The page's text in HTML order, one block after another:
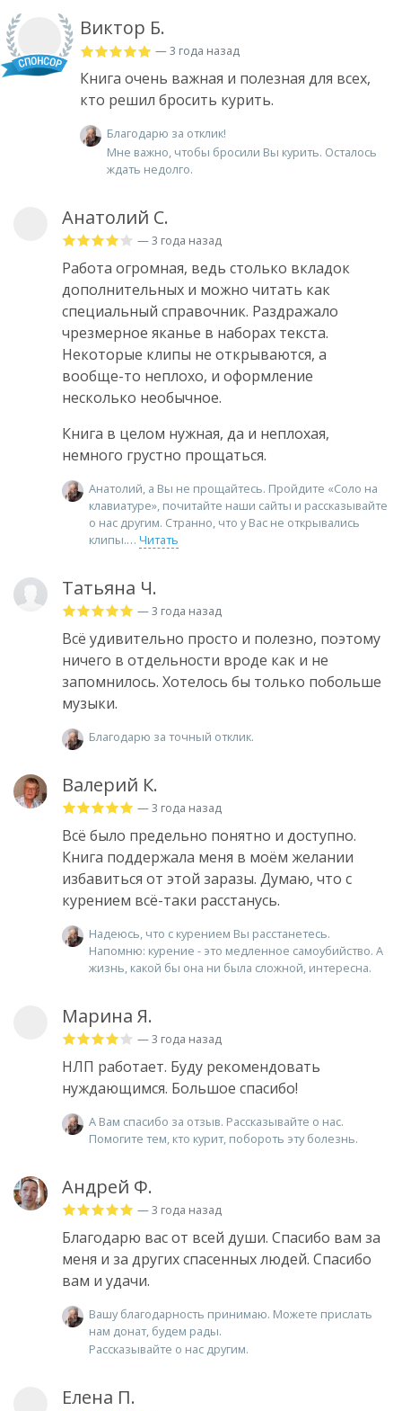
Виктор Б.
— 3 года назад
Книга очень важная и полезная для всех,
кто решил бросить курить.
Благодарю за отклик!
Мне важно, чтобы бросили Вы курить. Осталось
ждать недолго.
Анатолий С.
— 3 года назад
Работа огромная, ведь столько вкладок
дополнительных и можно читать как
специальный справочник. Раздражало
чрезмерное яканье в наборах текста.
Некоторые клипы не открываются, а
вообще-то неплохо, и оформление
несколько необычное.
Книга в целом нужная, да и неплохая,
немного грустно прощаться.
Анатолий, а Вы не прощайтесь. Пройдите «Соло на
клавиатуре», почитайте наши сайты и рассказывайте
о нас другим. Странно, что у Вас не открывались
клипы.
Читать
Татьяна Ч.
— 3 года назад
Всё удивительно просто и полезно, поэтому
ничего в отдельности вроде как и не
запомнилось. Хотелось бы только побольше
музыки.
Благодарю за точный отклик.
Валерий К.
— 3 года назад
Всё было предельно понятно и доступно.
Книга поддержала меня в моём желании
избавиться от этой заразы. Думаю, что с
курением всё-таки расстанусь.
Надеюсь, что с курением Вы расстанетесь.
Напомню: курение - это медленное самоубийство. А
жизнь, какой бы она ни была сложной, интересна.
Марина Я.
— 3 года назад
НЛП работает. Буду рекомендовать
нуждающимся. Большое спасибо!
А Вам спасибо за отзыв. Рассказывайте о нас.
Помогите тем, кто курит, побороть эту болезнь.
Андрей Ф.
— 3 года назад
Благодарю вас от всей души. Спасибо вам за
меня и за других спасенных людей. Спасибо
вам и удачи.
Вашу благодарность принимаю. Можете прислать
нам донат, будем рады.
Рассказывайте о нас другим.
Елена П.